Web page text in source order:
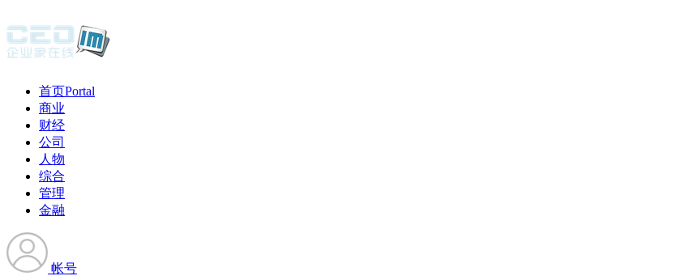
首页Portal
商业
财经
公司
人物
综合
管理
金融
帐号